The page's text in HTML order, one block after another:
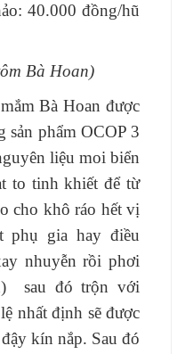
40.000 đồng/hũ
Bà Hoan)
Bà Hoan được
sản phẩm OCOP 3
liệu moi biển
to tinh khiết để từ
cho khô ráo hết vị
phụ gia hay điều
nhuyễn rồi phơi
sau đó trộn với
nhất định sẽ được
kín nắp. Sau đó